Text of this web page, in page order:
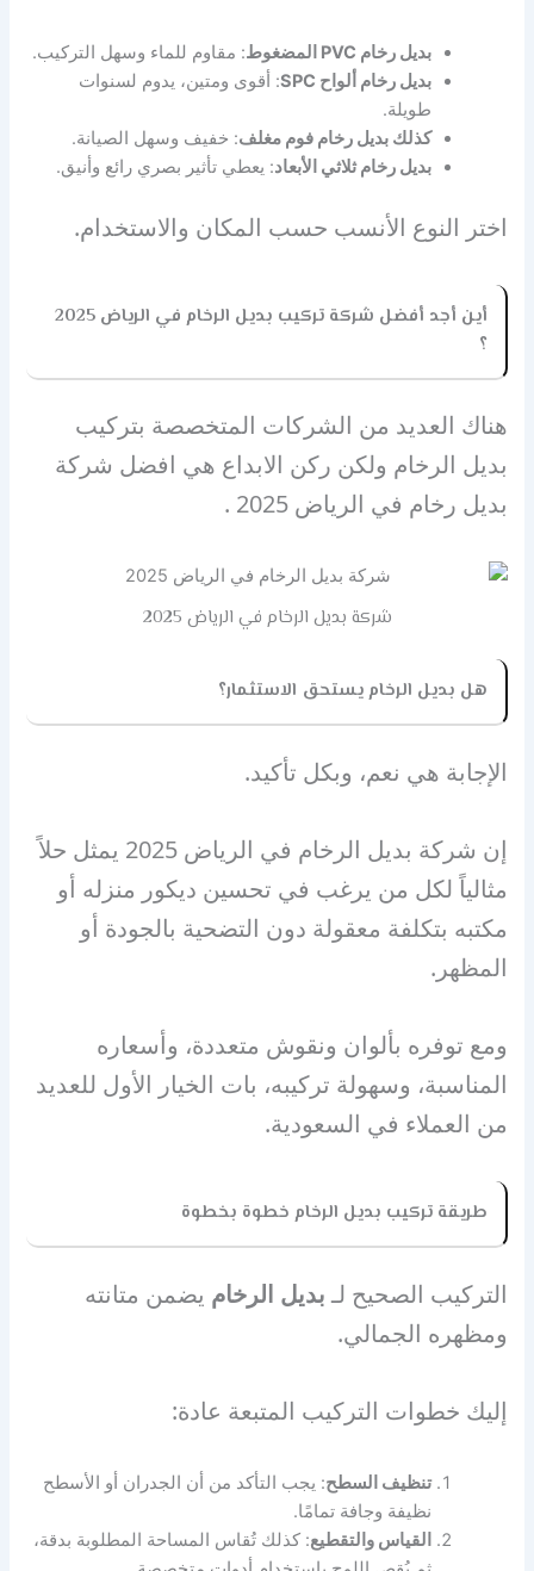
بديل رخام المضغوط: مقاوم للماء وسهل التركيب.
بديل رخام ألواح
: أقوى ومتين، يدوم لسنوات
طويلة.
كذلك بديل رخام فوم مغلف: خفيف وسهل الصيانة.
بديل رخام ثلاثي الأبعاد: يعطي تأثير بصري رائع وأنيق.
اختر النوع الأنسب حسب المكان والاستخدام.
أين أجد أفضل شركة تركيب بديل الرخام في الرياض 2025
؟
هناك العديد من الشركات المتخصصة بتركيب
بديل الرخام ولكن ركن الابداع هي افضل شركة
بديل رخام في الرياض 2025 .
شركة بديل الرخام في الرياض 2025
هل بديل الرخام يستحق الاستثمار؟
الإجابة هي نعم، وبكل تأكيد.
إن شركة بديل الرخام في الرياض 2025 يمثل حلاً
مثالياً لكل من يرغب في تحسين ديكور منزله أو
مكتبه بتكلفة معقولة دون التضحية بالجودة أو
المظهر.
ومع توفره بألوان ونقوش متعددة، وأسعاره
المناسبة، وسهولة تركيبه، بات الخيار الأول للعديد
من العملاء في السعودية.
طريقة تركيب بديل الرخام خطوة بخطوة
التركيب الصحيح لـبديل الرخام يضمن متانته
ومظهره الجمالي.
إليك خطوات التركيب المتبعة عادة:
تنظيف السطح: يجب التأكد من أن الجدران أو الأسطح
نظيفة وجافة تمامًا.
القياس والتقطيع: كذلك تُقاس المساحة المطلوبة بدقة،